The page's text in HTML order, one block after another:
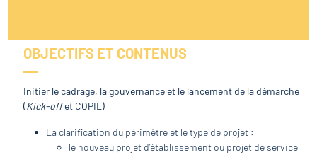
OBJECTIFS ET CONTENUS
Initier le cadrage, la gouvernance et le lancement de la démarche
(Kick-offet COPIL)
La clarification du périmètre et le type de projet :
le nouveau projet d’établissement ou projet de service